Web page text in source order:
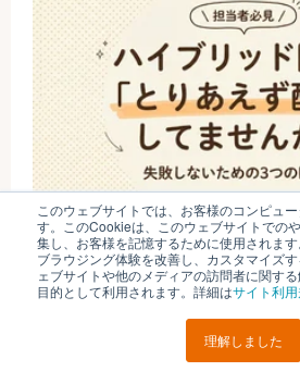
このウェブサイトでは、お客様のコンピュ
す。このCookieは、このウェブサイトでの
集し、お客様を記憶するために使用されま
ブラウジング体験を改善し、カスタマイズ
ェブサイトや他のメディアの訪問者に関す
目的として利用されます。詳細はサイト利
理解しました
「とりあえず配信」は失敗のもと？
潜む『3つの落とし穴』と成功企業
#オンラインイベント #イベント